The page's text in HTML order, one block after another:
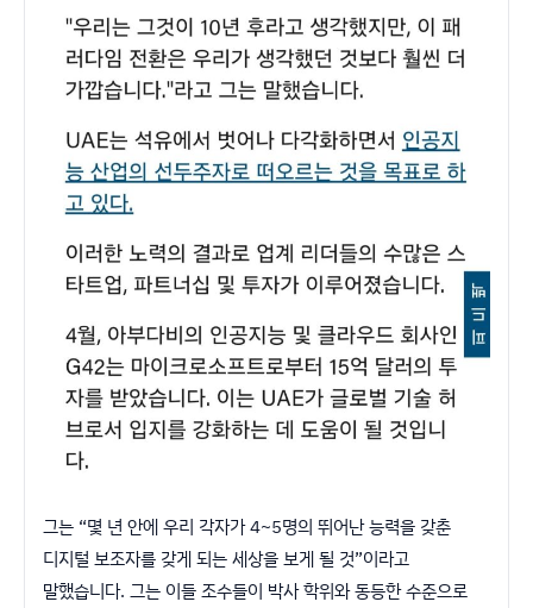
그는 “몇 년 안에 우리 각자가 4~5명의 뛰어난 능력을 갖춘
디지털 보조자를 갖게 되는 세상을 보게 될 것”이라고
말했습니다. 그는 이들 조수들이 박사 학위와 동등한 수준으로